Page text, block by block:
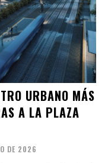
URBANO MÁS
A LA PLAZA
DE 2026